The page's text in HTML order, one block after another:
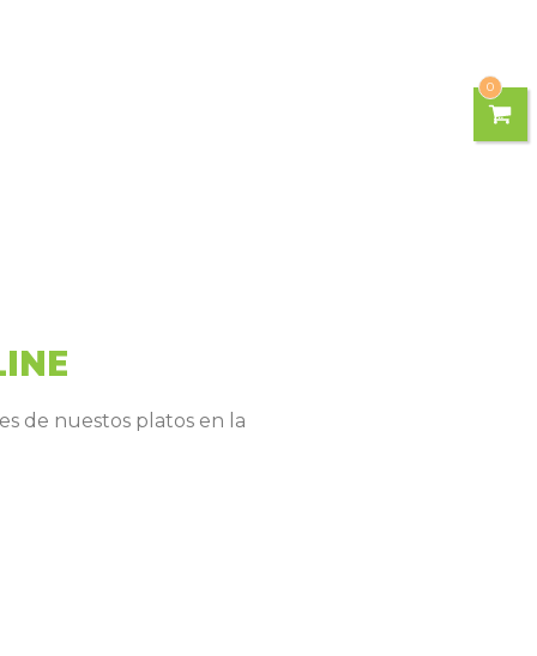
de nuestos platos en la
0